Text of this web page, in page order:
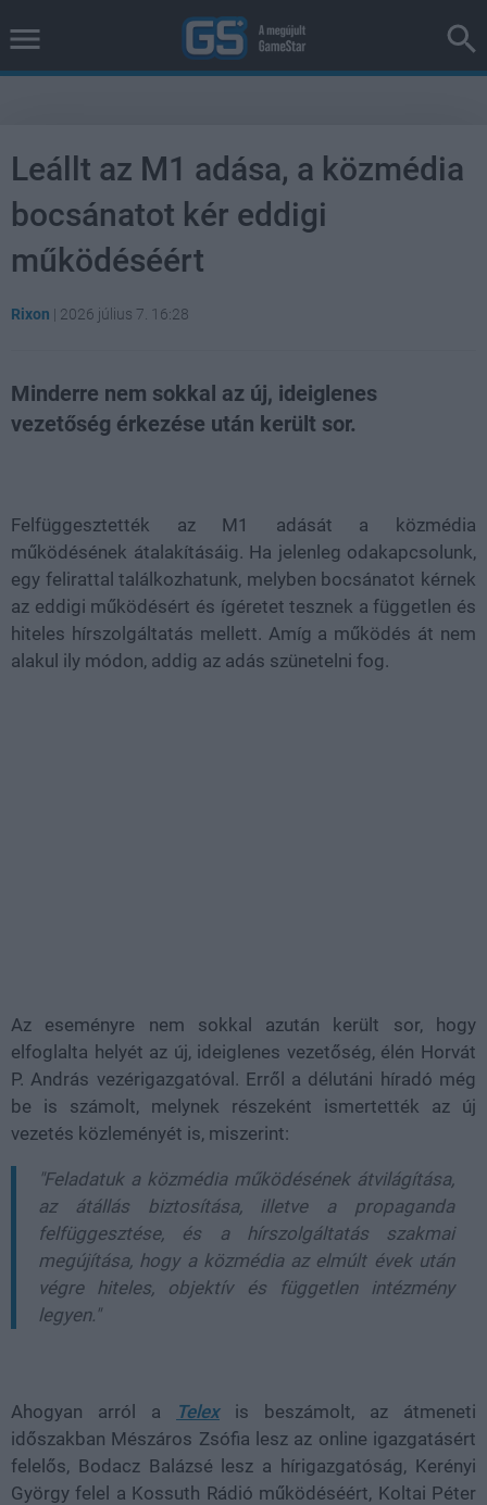
Leállt az M1 adása, a közmédia
bocsánatot kér eddigi
működéséért
Rixon | 2026 július 7. 16:28
Minderre nem sokkal az új, ideiglenes
vezetőség érkezése után került sor.
Felfüggesztették az M1 adását a közmédia
működésének átalakításáig. Ha jelenleg odakapcsolunk,
egy felirattal találkozhatunk, melyben bocsánatot kérnek
az eddigi működésért és ígéretet tesznek a független és
hiteles hírszolgáltatás mellett. Amíg a működés át nem
alakul ily módon, addig az adás szünetelni fog.
Az eseményre nem sokkal azután került sor, hogy
elfoglalta helyét az új, ideiglenes vezetőség, élén Horvát
P. András vezérigazgatóval. Erről a délutáni híradó még
be is számolt, melynek részeként ismertették az új
vezetés közleményét is, miszerint:
"Feladatuk a közmédia működésének átvilágítása,
az átállás biztosítása, illetve a propaganda
felfüggesztése, és a hírszolgáltatás szakmai
megújítása, hogy a közmédia az elmúlt évek után
végre hiteles, objektív és független intézmény
legyen."
Ahogyan arról a Telexis beszámolt, az átmeneti
időszakban Mészáros Zsófia lesz az online igazgatásért
felelős, Bodacz Balázsé lesz a hírigazgatóság, Kerényi
György felel a Kossuth Rádió működéséért, Koltai Péter